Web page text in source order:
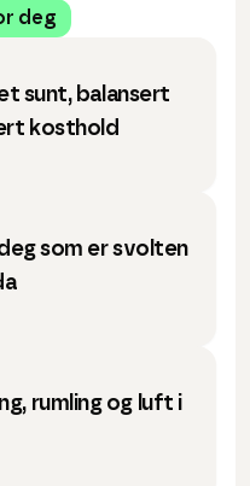
deg
sunt, balansert
kosthold
som er svolten
rumling og luft i